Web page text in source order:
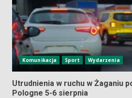
Komunikacja Sport Wydarzenia
Utrudnienia w ruchu w Żaganiu
Pologne 5-6 sierpnia